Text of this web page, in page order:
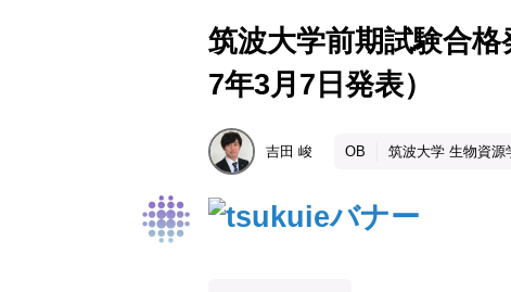
筑波大学前期試験合
7年3月7日発表）
吉田 峻 OB 筑波大学 生物資源